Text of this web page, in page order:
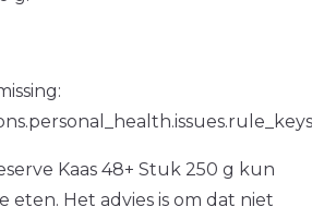
Kaas 48+ Stuk 250 g kun
eten. Het advies is om dat niet